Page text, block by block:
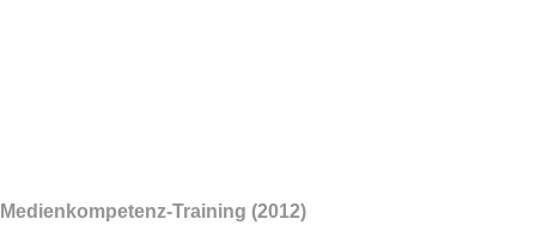
Medienkompetenz-Training (2012)